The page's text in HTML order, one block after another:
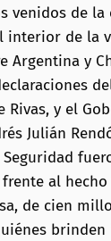
venidos de la
interior de la
Argentina y
Rivas, y el
Julián
Seguridad
al
de cien